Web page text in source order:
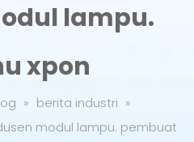
lampu.
xpon
» berita industri »
modul lampu. pembuat